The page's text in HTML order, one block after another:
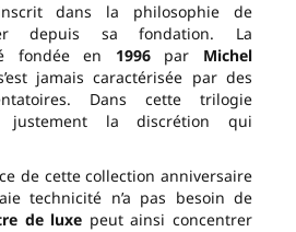
dans la philosophie de
depuis sa fondation. La
fondée en 1996par Michel
jamais caractérisée par des
Dans cette trilogie
justement la discrétion qui
de cette collection anniversaire
technicité n’a pas besoin de
de luxe peut ainsi concentrer